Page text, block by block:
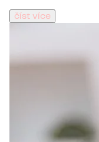
číst více